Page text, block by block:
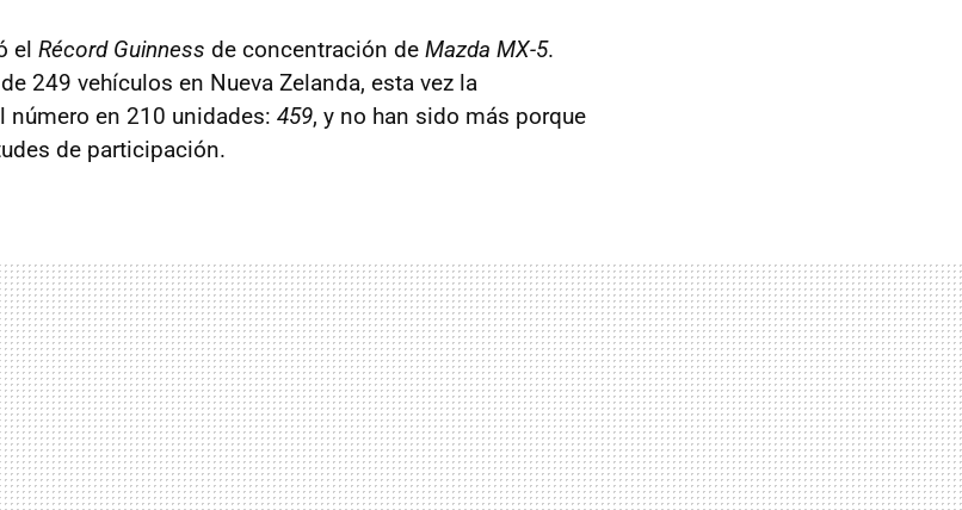
el Récord Guinness de concentración de Mazda MX-5.
249 vehículos en Nueva Zelanda, esta vez la
número en 210 unidades: 459, y no han sido más porque
de participación.